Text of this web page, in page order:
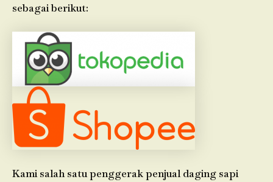
sebagai berikut:
Kami salah satu penggerak penjual daging sapi